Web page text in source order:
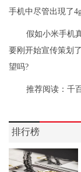
手机中尽管出現了
假如小米手机
要刚开始宣传策划
望吗?
推荐阅读： 千
排行榜